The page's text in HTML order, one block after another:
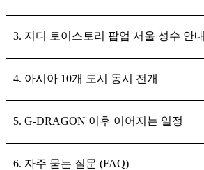
3. 지디 토이스토리 팝업 서울 성수 안내
4. 아시아 10개 도시 동시 전개
5. G-DRAGON 이후 이어지는 일정
6. 자주 묻는 질문 (FAQ)